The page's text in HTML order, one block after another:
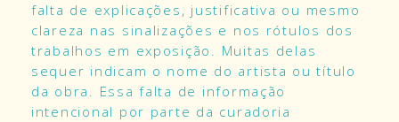
falta de explicações, justificativa ou mesmo
clareza nas sinalizações e nos rótulos dos
trabalhos em exposição. Muitas delas
sequer indicam o nome do artista ou título
da obra. Essa falta de informação
intencional por parte da curadoria